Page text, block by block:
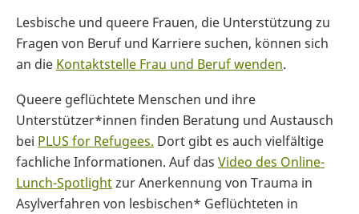
Lesbische und queere Frauen, die Unterstützung zu
Fragen von Beruf und Karriere suchen, können sich
an die Kontaktstelle Frau und Beruf wenden.
Queere geflüchtete Menschen und ihre
Unterstützer*innen finden Beratung und Austausch
bei PLUS for Refugees. Dort gibt es auch vielfältige
fachliche Informationen. Auf das Video des Online-
Lunch-Spotlightzur Anerkennung von Trauma in
Asylverfahren von lesbischen* Geflüchteten in